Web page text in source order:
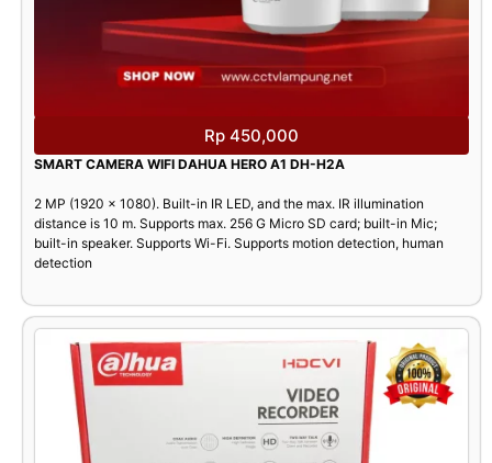
Rp 450,000
SMART CAMERA WIFI DAHUA HERO A1 DH-H2A
2 MP (1920 × 1080). Built-in IR LED, and the max. IR illumination
distance is 10 m. Supports max. 256 G Micro SD card; built-in Mic;
built-in speaker. Supports Wi-Fi. Supports motion detection, human
detection